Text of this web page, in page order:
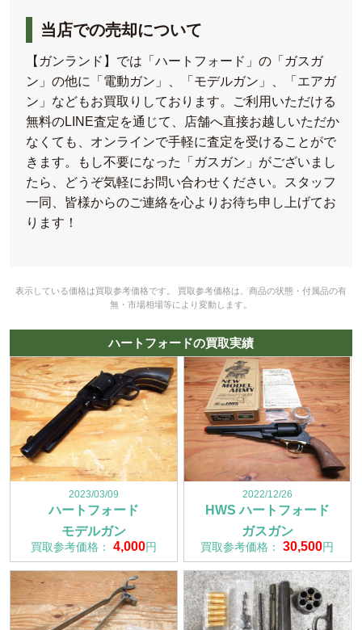
当店での売却について
【ガンランド】では「ハートフォード」の「ガスガ
ン」の他に「電動ガン」、「モデルガン」、「エアガ
ン」などもお買取りしております。ご利用いただける
無料のLINE査定を通じて、店舗へ直接お越しいただか
なくても、オンラインで手軽に査定を受けることがで
きます。もし不要になった「ガスガン」がございまし
たら、どうぞ気軽にお問い合わせください。スタッフ
一同、皆様からのご連絡を心よりお待ち申し上げてお
ります！
表示している価格は買取参考価格です。 買取参考価格は、商品の状態・付属品の有
無・市場相場等により変動します。
ハートフォードの買取実績
2023/03/09
ハートフォード
モデルガン
買取参考価格： 4,000円
2022/12/26
HWS ハートフォード
ガスガン
買取参考価格：30,500円